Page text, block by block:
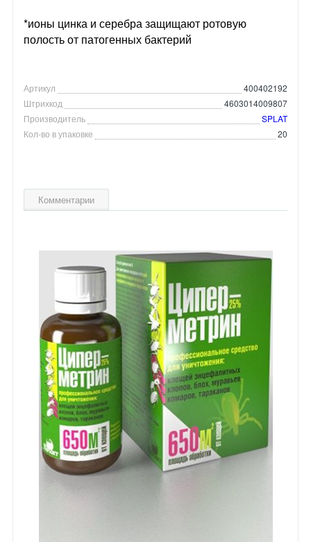
*ионы цинка и серебра защищают ротовую
полость от патогенных бактерий
Артикул
400402192
Штрихкод
4603014009807
Производитель
SPLAT
Кол-во в упаковке
20
Комментарии